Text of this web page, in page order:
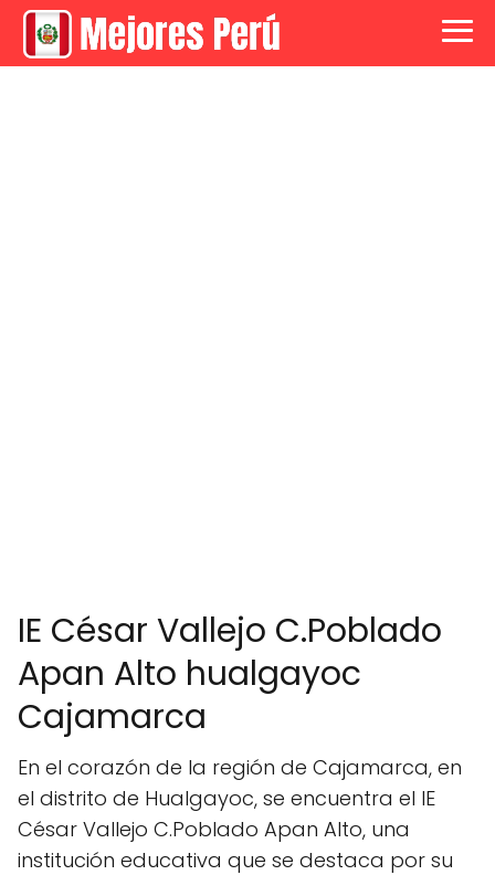
IE César Vallejo C.Poblado
Apan Alto hualgayoc
Cajamarca
En el corazón de la región de Cajamarca, en
el distrito de Hualgayoc, se encuentra el IE
César Vallejo C.Poblado Apan Alto, una
institución educativa que se destaca por su